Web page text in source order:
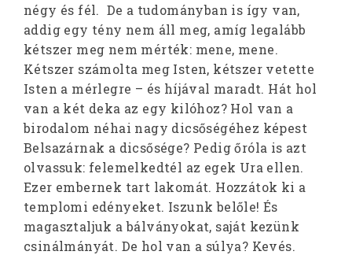
négy és fél. De a tudományban is így van,
addig egy tény nem áll meg, amíg legalább
kétszer meg nem mérték: mene, mene.
Kétszer számolta meg Isten, kétszer vetette
Isten a mérlegre – és híjával maradt. Hát hol
van a két deka az egy kilóhoz? Hol van a
birodalom néhai nagy dicsőségéhez képest
Belsazárnak a dicsősége? Pedig őróla is azt
olvassuk: felemelkedtél az egek Ura ellen.
Ezer embernek tart lakomát. Hozzátok ki a
templomi edényeket. Iszunk belőle! És
magasztaljuk a bálványokat, saját kezünk
csinálmányát. De hol van a súlya? Kevés.